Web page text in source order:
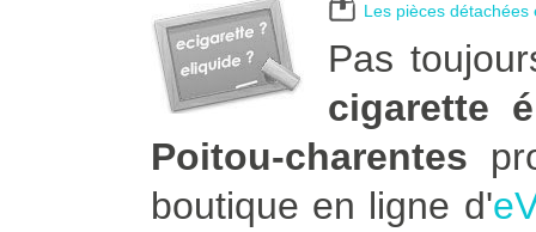
Les pièces détachées
Pas
cigarette
Poitou-charentes
boutique en ligne d'